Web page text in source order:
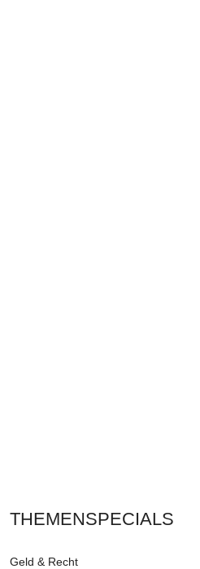
THEMENSPECIALS
Geld & Recht